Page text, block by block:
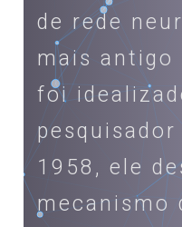
de rede
mais antigo
foi
1958, ele
mecanismo